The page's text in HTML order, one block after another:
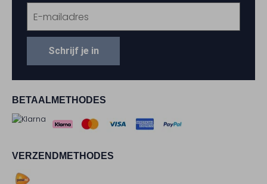
BETAALMETHODES
VERZENDMETHODES
Schrijf je in